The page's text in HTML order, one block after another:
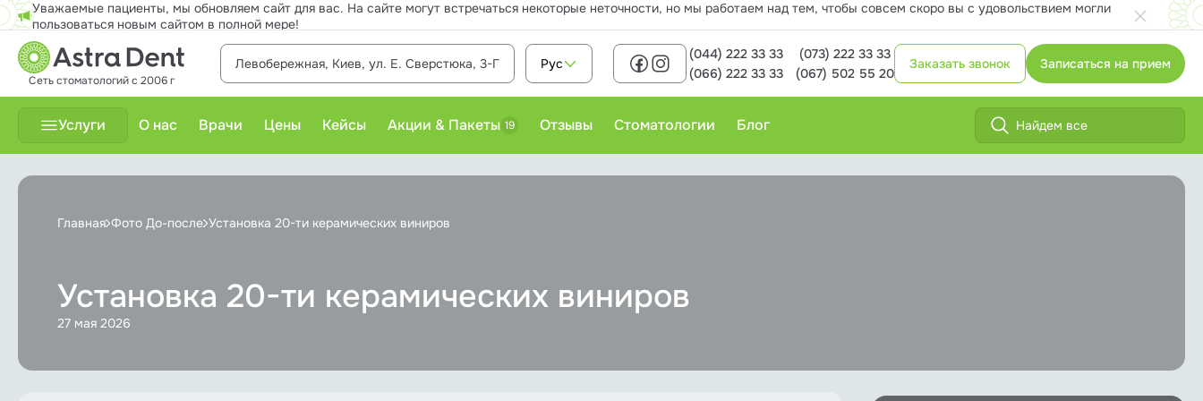
Уважаемые пациенты, мы обновляем сайт для вас. На сайте могут встречаться некоторые неточности, но мы работаем над тем, чтобы совсем скоро вы с удовольствием могли
пользоваться новым сайтом в полной мере!
Сеть стоматологий с 2006 г
Левобережная, Киев, ул. Е. Сверстюка, 3-Г Рус
(044) 222 33 33
(073) 222 33 33
(066) 222 33 33
(067) 502 55 20
Заказать звонок Записаться на прием
Услуги О нас Врачи Цены Кейсы Акции & Пакеты 19 Отзывы Стоматологии Блог
Имплантация
Ортодонтия
Отбеливание зубов Лечение кариеса у детей
Главная Фото До-после Установка 20-ти керамических виниров
Установка 20-ти керамических виниров
27 мая 2026